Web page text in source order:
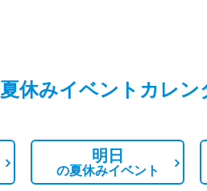
夏休みイベントカレン
明日
の夏休みイベント